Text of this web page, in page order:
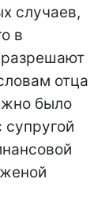
случаев,
в
отца
было
супругой